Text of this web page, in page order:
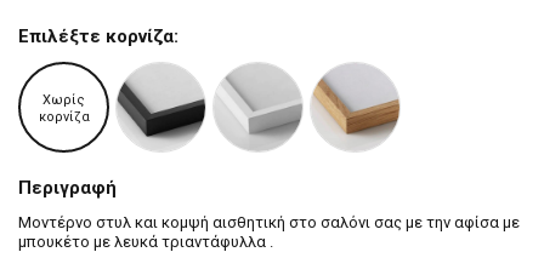
Επιλέξτε κορνίζα:
Χωρίς
κορνίζα
Περιγραφή
Μοντέρνο στυλ και κομψή αισθητική στο σαλόνι σας με την αφίσα με
μπουκέτο με λευκά τριαντάφυλλα .